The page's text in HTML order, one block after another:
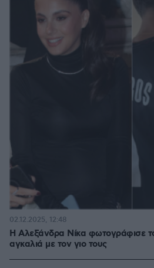
Η Αλεξάνδρα Νίκα φωτογράφισε
αγκαλιά με τον γιο τους
02.12.2025, 12:48